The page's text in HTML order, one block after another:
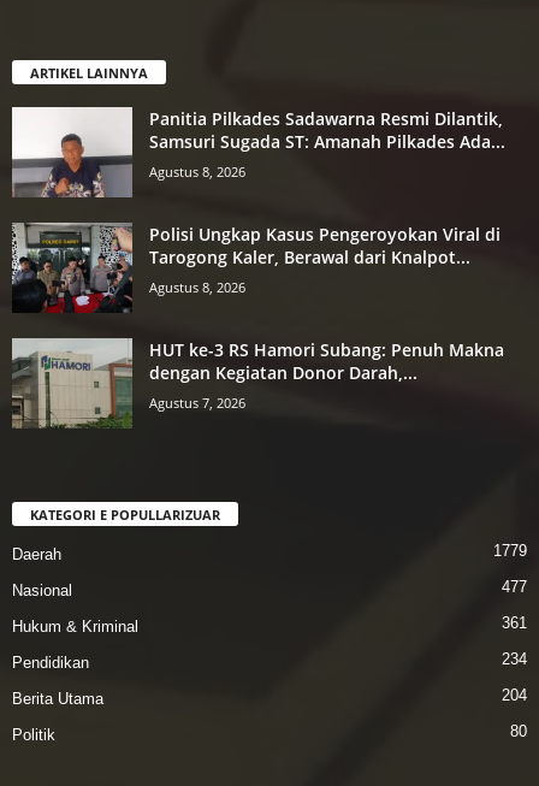
ARTIKEL LAINNYA
Panitia Pilkades Sadawarna Resmi Dilantik,
Samsuri Sugada ST: Amanah Pilkades Ada...
Agustus 8, 2026
Polisi Ungkap Kasus Pengeroyokan Viral di
Tarogong Kaler, Berawal dari Knalpot...
Agustus 8, 2026
HUT ke-3 RS Hamori Subang: Penuh Makna
dengan Kegiatan Donor Darah,...
Agustus 7, 2026
KATEGORI E POPULLARIZUAR
Daerah 1779
Nasional 477
Hukum & Kriminal 361
Pendidikan 234
Berita Utama 204
Politik 80